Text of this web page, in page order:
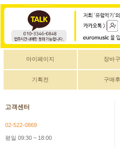
마이페이지 장바
기획전 구매
고객센터
02-522-0869
평일 09:30 ~ 18:00